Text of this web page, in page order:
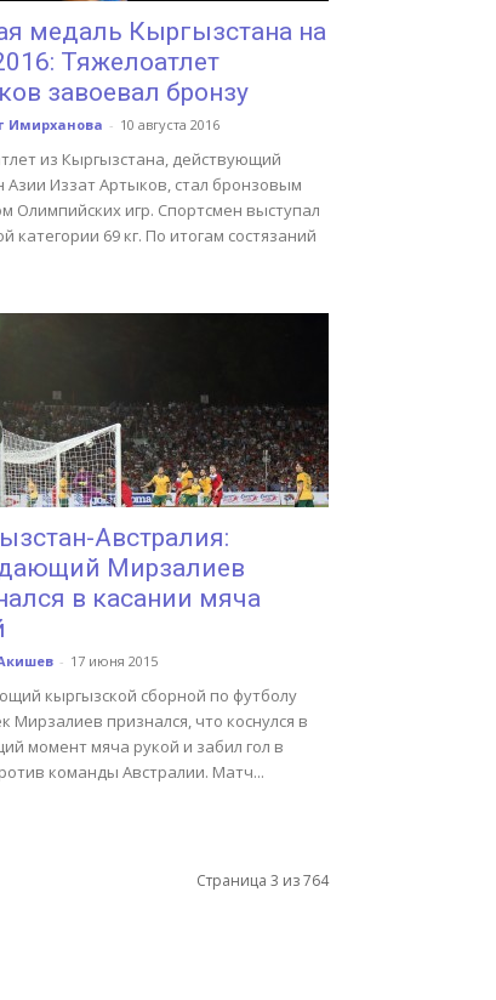
медаль Кыргызстана на
Тяжелоатлет
завоевал бронзу
Имирханова - 10 августа 2016
из Кыргызстана, действующий
Азии Иззат Артыков, стал бронзовым
Олимпийских игр. Спортсмен выступал
категории 69 кг. По итогам состязаний
Австралия:
Мирзалиев
в касании мяча
- 17 июня 2015
кыргызской сборной по футболу
Мирзалиев признался, что коснулся в
момент мяча рукой и забил гол в
команды Австралии. Матч...
Страница 3 из 764